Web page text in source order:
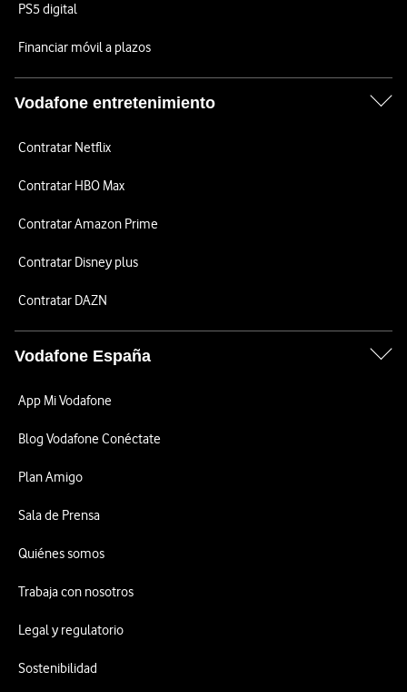
PS5 digital
Financiar móvil a plazos
Vodafone entretenimiento
Contratar Netflix
Contratar HBO Max
Contratar Amazon Prime
Contratar Disney plus
Contratar DAZN
Vodafone España
App Mi Vodafone
Blog Vodafone Conéctate
Plan Amigo
Sala de Prensa
Quiénes somos
Trabaja con nosotros
Legal y regulatorio
Sostenibilidad